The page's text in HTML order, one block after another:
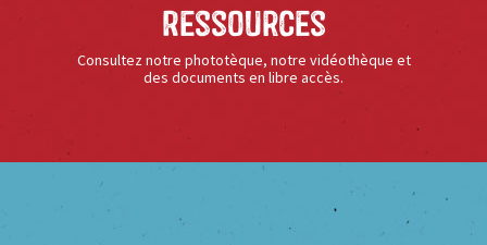
Ressources
Consultez notre phototèque, notre vidéothèque et
des documents en libre accès.